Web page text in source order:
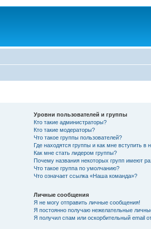
Уровни пользователей и группы
Кто такие администраторы?
Кто такие модераторы?
Что такое группы пользователей?
Где находятся группы и как мне вступить в
Как мне стать лидером группы?
Почему названия некоторых групп имеют
Что такое группа по умолчанию?
Что означает ссылка «Наша команда»?
Личные сообщения
Я не могу отправить личные сообщения!
Я постоянно получаю нежелательные
Я получил спам или оскорбительный email